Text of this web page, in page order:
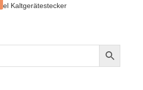
Kaltgerätestecker